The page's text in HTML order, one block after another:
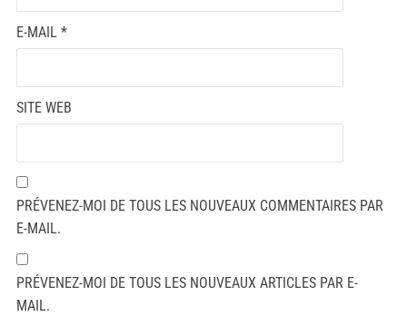
E-MAIL *
SITE WEB
PRÉVENEZ-MOI DE TOUS LES NOUVEAUX COMMENTAIRES PAR
E-MAIL.
PRÉVENEZ-MOI DE TOUS LES NOUVEAUX ARTICLES PAR E-
MAIL.